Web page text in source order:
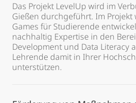
Das Projekt LevelUp wird im
Gießen durchgeführt. Im Projekt
Games für Studierende
nachhaltig Expertise in den
Development und Data Literacy
Lehrende damit in Ihrer
unterstützen.